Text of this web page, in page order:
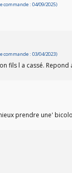
commande : 04/09/2025)
commande : 03/04/2023)
fils l a cassé. Repond
prendre une'